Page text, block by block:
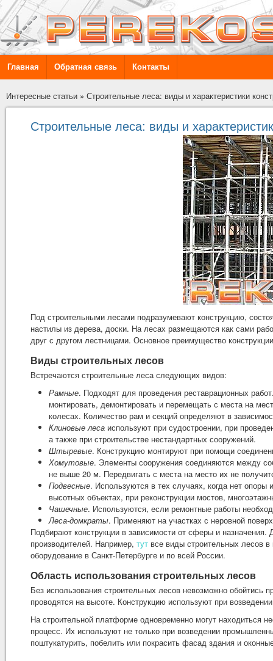
Главная Обратная связь Контакты
Интересные статьи » Строительные леса: виды и характеристики
Строительные леса: виды и
Под строительными лесами подразумевают конструкцию,
настилы из дерева, доски. На лесах размещаются как сами
друг с другом лестницами. Основное преимущество
Виды строительных лесов
Встречаются строительные леса следующих видов:
Рамные. Подходят для проведения реставрационных
монтировать, демонтировать и перемещать с места на
колесах. Количество рам и секций определяют в
Клиновые леса используют при судостроении, при
а также при строительстве нестандартных сооружений.
Штыревые. Конструкцию монтируют при помощи
Хомутовые. Элементы сооружения соединяются между
не выше 20 м. Передвигать с места на место их не
Подвесные. Используются в тех случаях, когда нет
высотных объектах, при реконструкции мостов,
Чашечные. Используются, если ремонтные работы
Леса-домкраты. Применяют на участках с неровной
Подбирают конструкции в зависимости от сферы и
производителей. Например, тут все виды строительных лесов в
оборудование в Санкт-Петербурге и по всей России.
Область использования строительных лесов
Без использования строительных лесов невозможно обойтись
проводятся на высоте. Конструкцию используют при
На строительной платформе одновременно могут находиться
процесс. Их используют не только при возведении
поштукатурить, побелить или покрасить фасад здания и